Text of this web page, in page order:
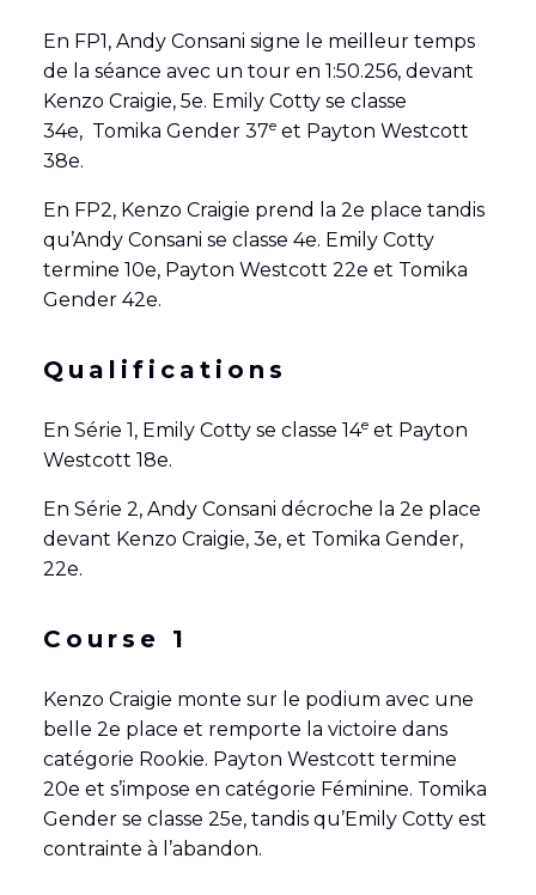
En FP1, Andy Consani signe le meilleur temps
de la séance avec un tour en 1:50.256, devant
Kenzo Craigie, 5e. Emily Cotty se classe
34e, Tomika Gender 37eet Payton Westcott
38e.
En FP2, Kenzo Craigie prend la 2e place tandis
qu’Andy Consani se classe 4e. Emily Cotty
termine 10e, Payton Westcott 22e et Tomika
Gender 42e.
Qualifications
En Série 1, Emily Cotty se classe 14eet Payton
Westcott 18e.
En Série 2, Andy Consani décroche la 2e place
devant Kenzo Craigie, 3e, et Tomika Gender,
22e.
Course 1
Kenzo Craigie monte sur le podium avec une
belle 2e place et remporte la victoire dans
catégorie Rookie. Payton Westcott termine
20e et s’impose en catégorie Féminine. Tomika
Gender se classe 25e, tandis qu’Emily Cotty est
contrainte à l’abandon.